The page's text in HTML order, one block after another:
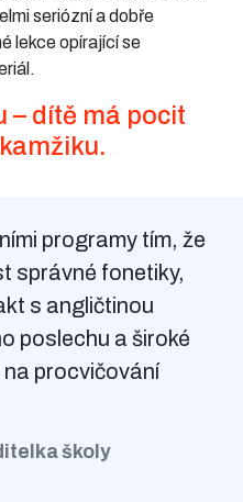
seriózní a dobře
lekce opírající se
– dítě má pocit
programy tím, že
správné fonetiky,
s angličtinou
poslechu a široké
procvičování
školy